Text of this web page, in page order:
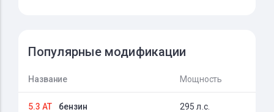
Популярные модификации
Название Мощность
5.3 AT бензин 295 л.с.